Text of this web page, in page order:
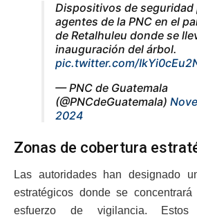
Dispositivos de seguridad
agentes de la PNC en el
de Retalhuleu donde se
inauguración del árbol.
pic.twitter.com/
— PNC de Guatemala
(@PNCdeGuatemala)
2024
Zonas de cobertura
Las autoridades han designado
estratégicos donde se
esfuerzo de vigilancia. Estos